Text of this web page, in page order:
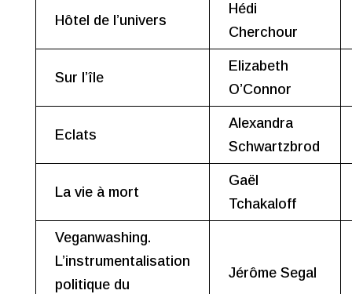
Hôtel de l’univers
Hédi
Cherchour
Sur l’île
Elizabeth
O’Connor
Eclats
Alexandra
Schwartzbrod
La vie à mort
Gaël
Tchakaloff
Veganwashing.
L’instrumentalisation
politique du
Jérôme Segal